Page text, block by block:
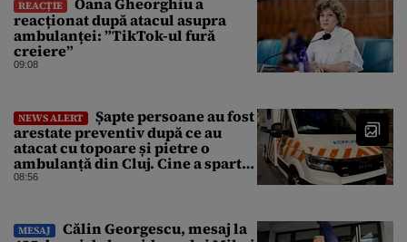
REACȚIE
reacționat după atacul asupra
ambulanței: ”TikTok-ul fură
creiere”
09:08
NEWS ALERT
Șapte persoane au fost
arestate preventiv după ce au
atacat cu topoare și pietre o
ambulanță din Cluj. Cine a spart
parbrizul și l-a rănit pe șofer
08:56
MESAJ
Călin Georgescu, mesaj la